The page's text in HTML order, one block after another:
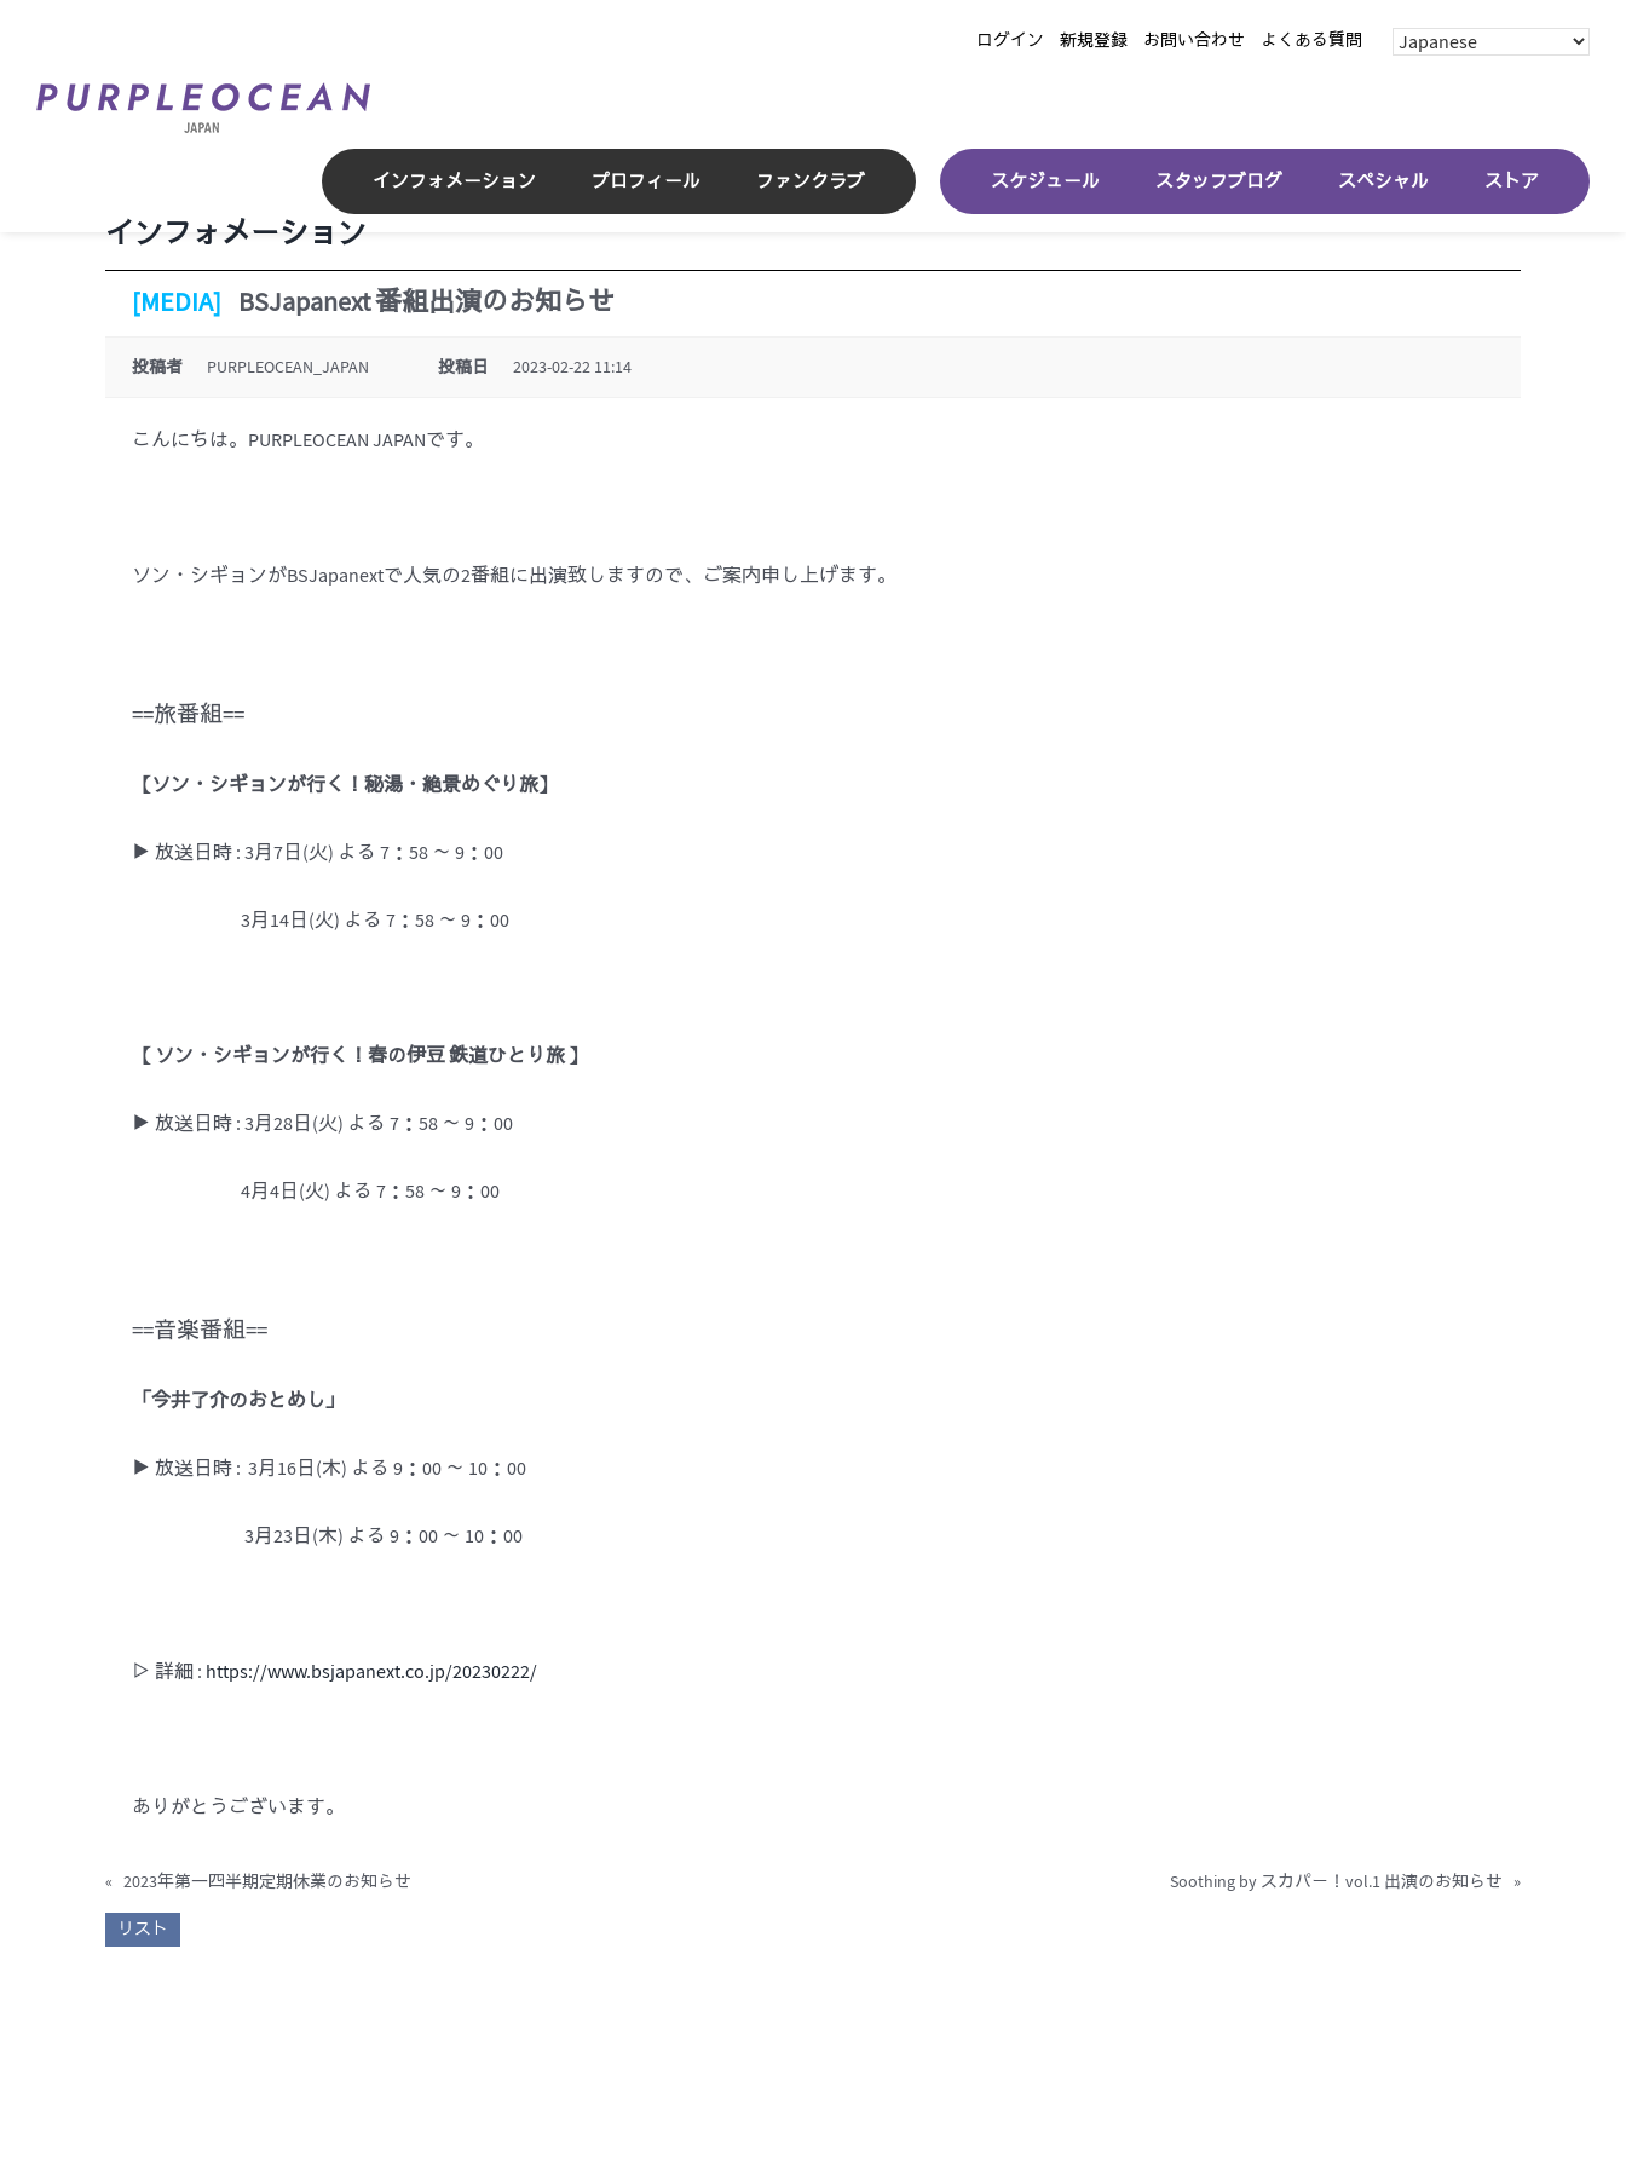
content
ログイン 新規登録 お問い合わせ よくある質問
インフォメーション プロフィール ファンクラブ スケジュール スタッフブログ スペシャル ストア
インフォメーション
[MEDIA] BSJapanext 番組出演のお知らせ
投稿者 PURPLEOCEAN_JAPAN 投稿日 2023-02-22 11:14
こんにちは。PURPLEOCEAN JAPANです。
ソン・シギョンがBSJapanextで人気の2番組に出演致しますので、ご案内申し上げます。
==旅番組==
【ソン・シギョンが行く！秘湯・絶景めぐり旅】
▶ 放送日時 : 3月7日(火) よる 7：58 ～ 9： 00
3月14日(火) よる 7：58 ～ 9：00
【 ソン・シギョンが行く！春の伊豆 鉄道ひとり旅 】
▶ 放送日時 : 3月28日(火) よる 7：58 ～ 9：00
4月4日(火) よる 7：58 ～ 9：00
==音楽番組==
「今井了介のおとめし」
▶ 放送日時 : 3月16日(木) よる 9：00 ～ 10：00
3月23日(木) よる 9：00 ～ 10：00
▷ 詳細 : https://www.bsjapanext.co.jp/20230222/
ありがとうございます。
« 2023年第一四半期定期休業のお知らせ Soothing by スカパー！vol.1 出演のお知らせ »
リスト